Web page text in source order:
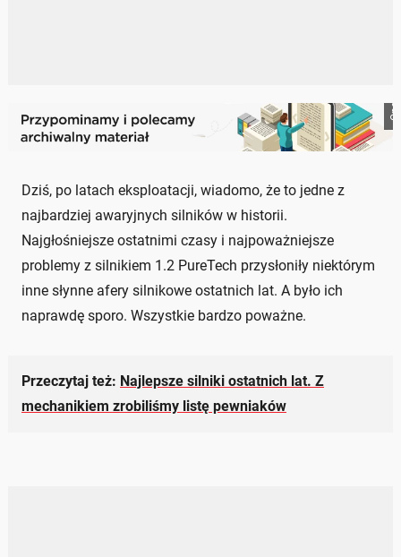
Onet
Dziś, po latach eksploatacji, wiadomo, że to jedne z
najbardziej awaryjnych silników w historii.
Najgłośniejsze ostatnimi czasy i najpoważniejsze
problemy z silnikiem 1.2 PureTech przysłoniły niektórym
inne słynne afery silnikowe ostatnich lat. A było ich
naprawdę sporo. Wszystkie bardzo poważne.
Przeczytaj też: Najlepsze silniki ostatnich lat. Z
mechanikiem zrobiliśmy listę pewniaków